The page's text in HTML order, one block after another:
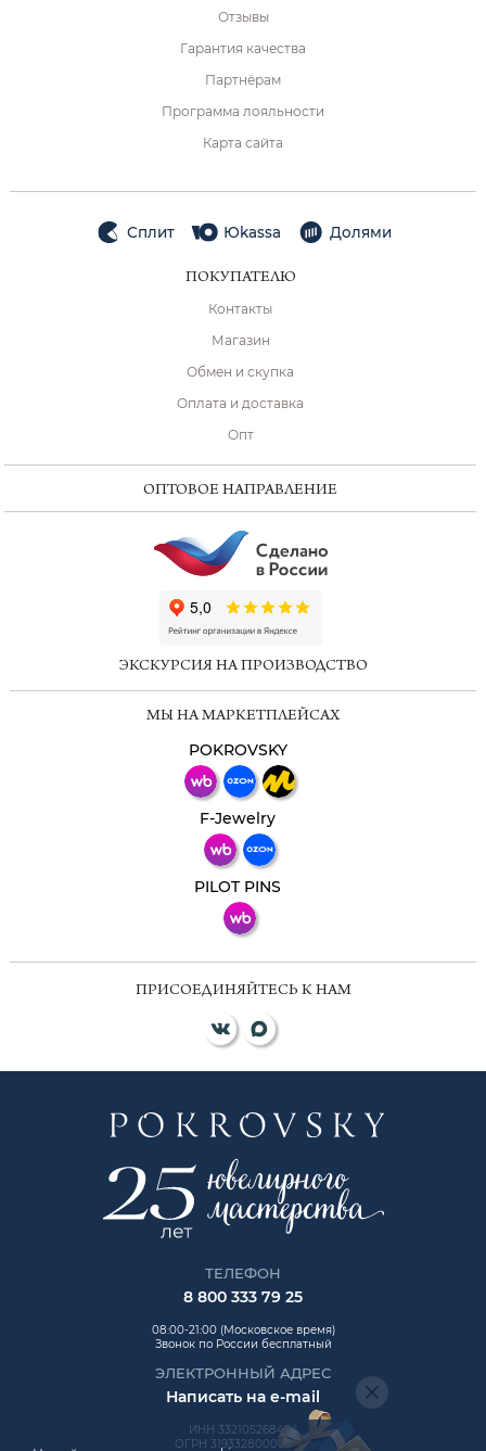
Отзывы
Гарантия качества
Партнёрам
Программа лояльности
Карта сайта
Сплит Юkassa Долями
ПОКУПАТЕЛЮ
Контакты
Магазин
Обмен и скупка
Оплата и доставка
Опт
ОПТОВОЕ НАПРАВЛЕНИЕ
ЭКСКУРСИЯ НА ПРОИЗВОДСТВО
МЫ НА МАРКЕТПЛЕЙСАХ
POKROVSKY
F-Jewelry
PILOT PINS
ПРИСОЕДИНЯЙТЕСЬ К НАМ
ТЕЛЕФОН
8 800 333 79 25
08:00-21:00 (Московское время)
Звонок по России бесплатный
ЭЛЕКТРОННЫЙ АДРЕС
Написать на e-mail
ИНН 332105268454
ОГРН 319332800006992